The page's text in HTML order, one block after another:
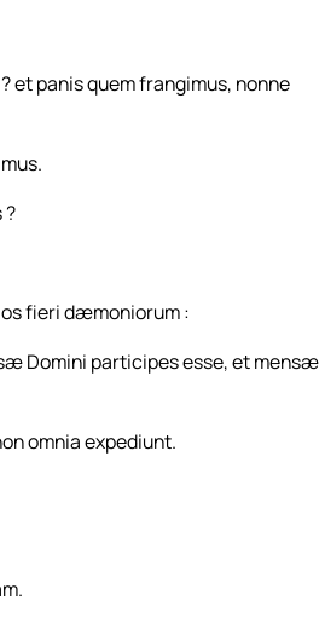
et panis quem frangimus, nonne
?
fieri dæmoniorum :
Domini participes esse, et mensæ
omnia expediunt.